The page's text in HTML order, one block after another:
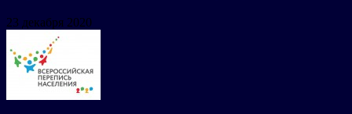
23 декабря 2020